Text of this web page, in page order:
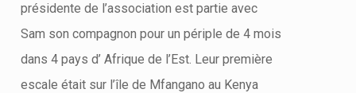
présidente de l’association est partie avec
Sam son compagnon pour un périple de 4 mois
dans 4 pays d’ Afrique de l’Est. Leur première
escale était sur l’île de Mfangano au Kenya